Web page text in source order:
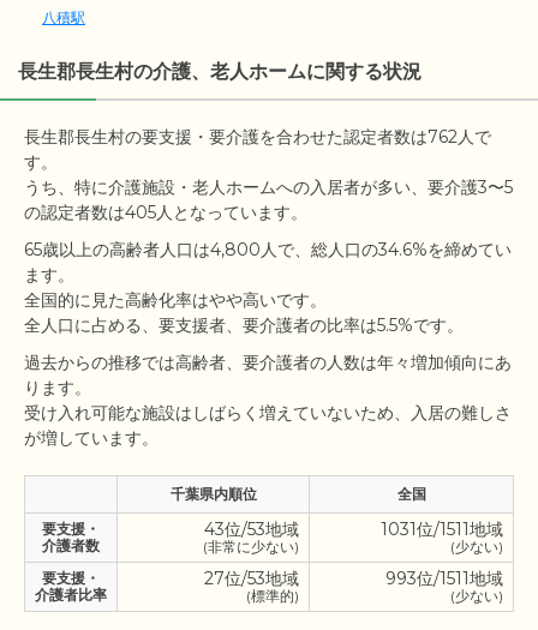
八積駅
長生郡長生村の介護、老人ホームに関する状況
長生郡長生村の要支援・要介護を合わせた認定者数は762人で
す。
うち、特に介護施設・老人ホームへの入居者が多い、要介護3〜5
65歳以上の高齢者人口は4,800人で、総人口の34.6%を締めてい
ます。
全国的に見た高齢化率はやや高いです。
過去からの推移では高齢者、要介護者の人数は年々増加傾向にあ
ります。
受け入れ可能な施設はしばらく増えていないため、入居の難しさ
千葉県内順位
全国
要支援・
介護者数
43位/53地域
(非常に少ない)
1031位/1511地域
(少ない)
要支援・
介護者比率
27位/53地域
(標準的)
993位/1511地域
(少ない)